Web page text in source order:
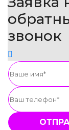
звонок